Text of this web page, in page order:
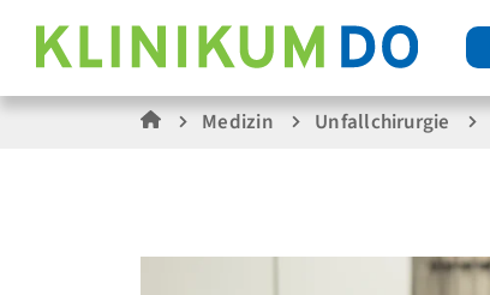
Medizin Unfallchirurgie